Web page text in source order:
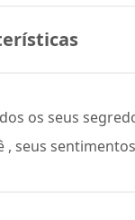
os seus
, seus